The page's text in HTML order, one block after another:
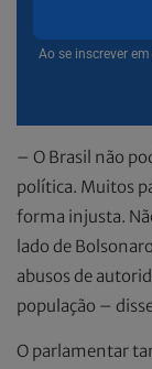
Ao se inscrever
– O Brasil não
política. Muitos
forma injusta.
lado de
abusos de
população –
O parlamentar